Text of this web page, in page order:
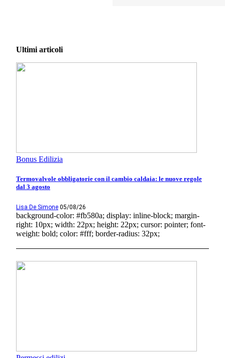
Ultimi articoli
Bonus Edilizia
Termovalvole obbligatorie con il cambio caldaia: le nuove regole
dal 3 agosto
Lisa De Simone 05/08/26
background-color: #fb580a; display: inline-block; margin-
right: 10px; width: 22px; height: 22px; cursor: pointer; font-
weight: bold; color: #fff; border-radius: 32px;